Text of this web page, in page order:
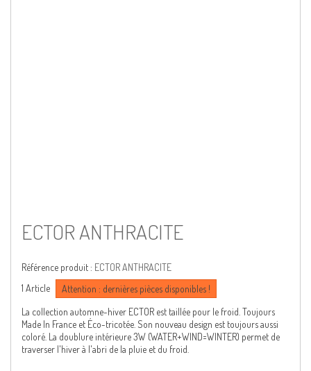
ECTOR ANTHRACITE
Référence produit : ECTOR ANTHRACITE
1 Article
Attention : dernières pièces disponibles !
La collection automne-hiver ECTOR est taillée pour le froid. Toujours
Made In France et Éco-tricotée. Son nouveau design est toujours aussi
coloré. La doublure intérieure 3W (WATER+WIND=WINTER) permet de
traverser l'hiver à l'abri de la pluie et du froid.